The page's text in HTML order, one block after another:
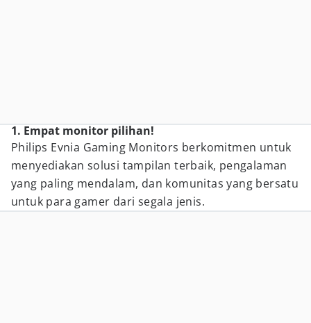
1. Empat monitor pilihan!
Philips Evnia Gaming Monitors berkomitmen untuk
menyediakan solusi tampilan terbaik, pengalaman
yang paling mendalam, dan komunitas yang bersatu
untuk para gamer dari segala jenis.